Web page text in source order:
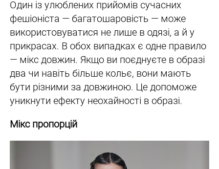
Один із улюблених прийомів сучасних
фешіоніста — багатошаровість — може
використовуватися не лише в одязі, а й у
прикрасах. В обох випадках є одне правило
— мікс довжин. Якщо ви поєднуєте в образі
два чи навіть більше кольє, вони мають
бути різними за довжиною. Це допоможе
уникнути ефекту неохайності в образі.
Мікс пропорцій